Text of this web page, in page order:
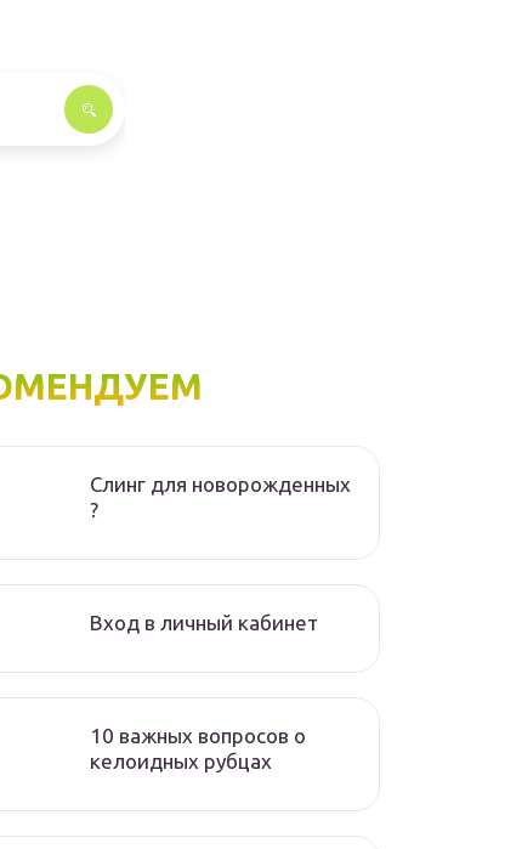
Слинг для новорожденных
?
Вход в личный кабинет
10 важных вопросов о
келоидных рубцах